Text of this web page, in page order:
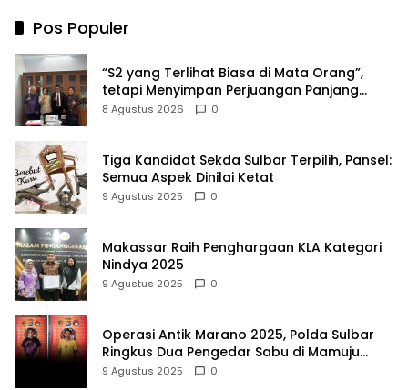
Pos Populer
“S2 yang Terlihat Biasa di Mata Orang”,
tetapi Menyimpan Perjuangan Panjang
yang Tidak Semua Orang Tahu
8 Agustus 2026 0
Tiga Kandidat Sekda Sulbar Terpilih, Pansel:
Semua Aspek Dinilai Ketat
9 Agustus 2025 0
Makassar Raih Penghargaan KLA Kategori
Nindya 2025
9 Agustus 2025 0
Operasi Antik Marano 2025, Polda Sulbar
Ringkus Dua Pengedar Sabu di Mamuju
Tengah
9 Agustus 2025 0